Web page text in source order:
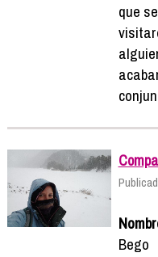
que
Bego